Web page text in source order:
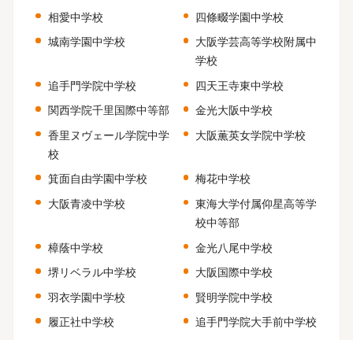
相愛中学校
四條畷学園中学校
城南学園中学校
大阪学芸高等学校附属中
学校
追手門学院中学校
四天王寺東中学校
関西学院千里国際中等部
金光大阪中学校
香里ヌヴェール学院中学
校
大阪薫英女学院中学校
箕面自由学園中学校
梅花中学校
大阪青凌中学校
東海大学付属仰星高等学
校中等部
樟蔭中学校
金光八尾中学校
堺リベラル中学校
大阪国際中学校
羽衣学園中学校
賢明学院中学校
履正社中学校
追手門学院大手前中学校